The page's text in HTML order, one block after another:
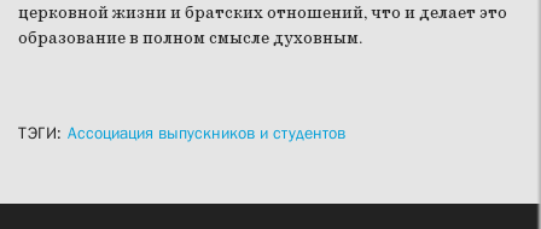
церковной жизни и братских отношений, что и делает это
образование в полном смысле духовным.
ТЭГИ: Ассоциация выпускников и студентов